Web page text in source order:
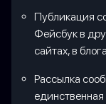
Публикация
Фейсбук в
сайтах, в
Рассылка
единственная